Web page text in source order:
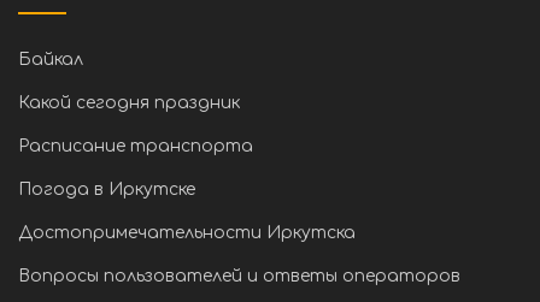
Байкал
Какой сегодня праздник
Расписание транспорта
Погода в Иркутске
Достопримечательности Иркутска
Вопросы пользователей и ответы операторов